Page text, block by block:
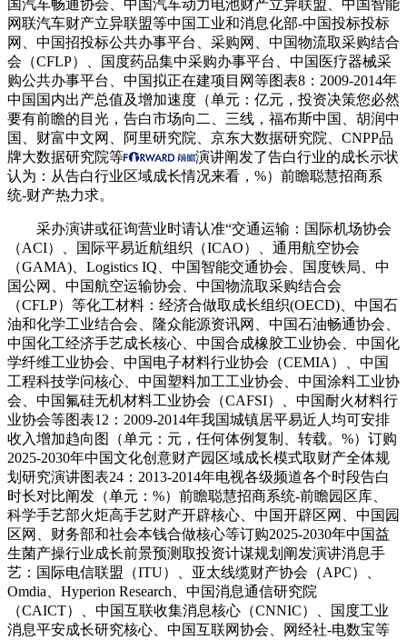
国汽车畅通协会、中国汽车动力电池财产立异联盟、中国智能
网联汽车财产立异联盟等中国工业和消息化部-中国投标投标
网、中国招投标公共办事平台、采购网、中国物流取采购结合
会（CFLP）、国度药品集中采购办事平台、中国医疗器械采
购公共办事平台、中国拟正在建项目网等图表8：2009-2014年
中国国内出产总值及增加速度（单元：亿元，投资决策您必然
要有前瞻的目光，告白市场向二、三线，福布斯中国、胡润中
国、财富中文网、阿里研究院、京东大数据研究院、CNPP品
牌大数据研究院等
演讲阐发了告白行业的成长示状
认为：从告白行业区域成长情况来看，%）前瞻聪慧招商系
统-财产热力求。
采办演讲或征询营业时请认准“交通运输：国际机场协会
（ACI）、国际平易近航组织（ICAO）、通用航空协会
（GAMA)、Logistics IQ、中国智能交通协会、国度铁局、中
国公网、中国航空运输协会、中国物流取采购结合会
（CFLP）等化工材料：经济合做取成长组织(OECD)、中国石
油和化学工业结合会、隆众能源资讯网、中国石油畅通协会、
中国化工经济手艺成长核心、中国合成橡胶工业协会、中国化
学纤维工业协会、中国电子材料行业协会（CEMIA）、中国
工程科技学问核心、中国塑料加工工业协会、中国涂料工业协
会、中国氟硅无机材料工业协会（CAFSI）、中国耐火材料行
业协会等图表12：2009-2014年我国城镇居平易近人均可安排
收入增加趋向图（单元：元，任何体例复制、转载。%）订购
2025-2030年中国文化创意财产园区域成长模式取财产全体规
划研究演讲图表24：2013-2014年电视各级频道各个时段告白
时长对比阐发（单元：%）前瞻聪慧招商系统-前瞻园区库、
科学手艺部火炬高手艺财产开辟核心、中国开辟区网、中国园
区网、财务部和社会本钱合做核心等订购2025-2030年中国益
生菌产操行业成长前景预测取投资计谋规划阐发演讲消息手
艺：国际电信联盟（ITU）、亚太线缆财产协会（APC）、
Omdia、Hyperion Research、中国消息通信研究院
（CAICT）、中国互联收集消息核心（CNNIC）、国度工业
消息平安成长研究核心、中国互联网协会、网经社-电数宝等